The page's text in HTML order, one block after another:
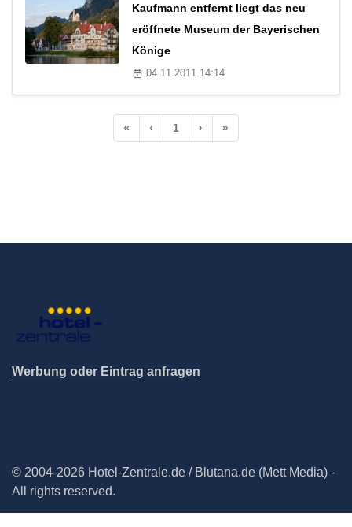
Kaufmann entfernt liegt das neu
eröffnete Museum der Bayerischen
Könige
04.11.2011 14:14
« ‹ 1 › »
Werbung oder Eintrag anfragen
© 2004-2026 Hotel-Zentrale.de / Blutana.de (Mett Media) -
All rights reserved.